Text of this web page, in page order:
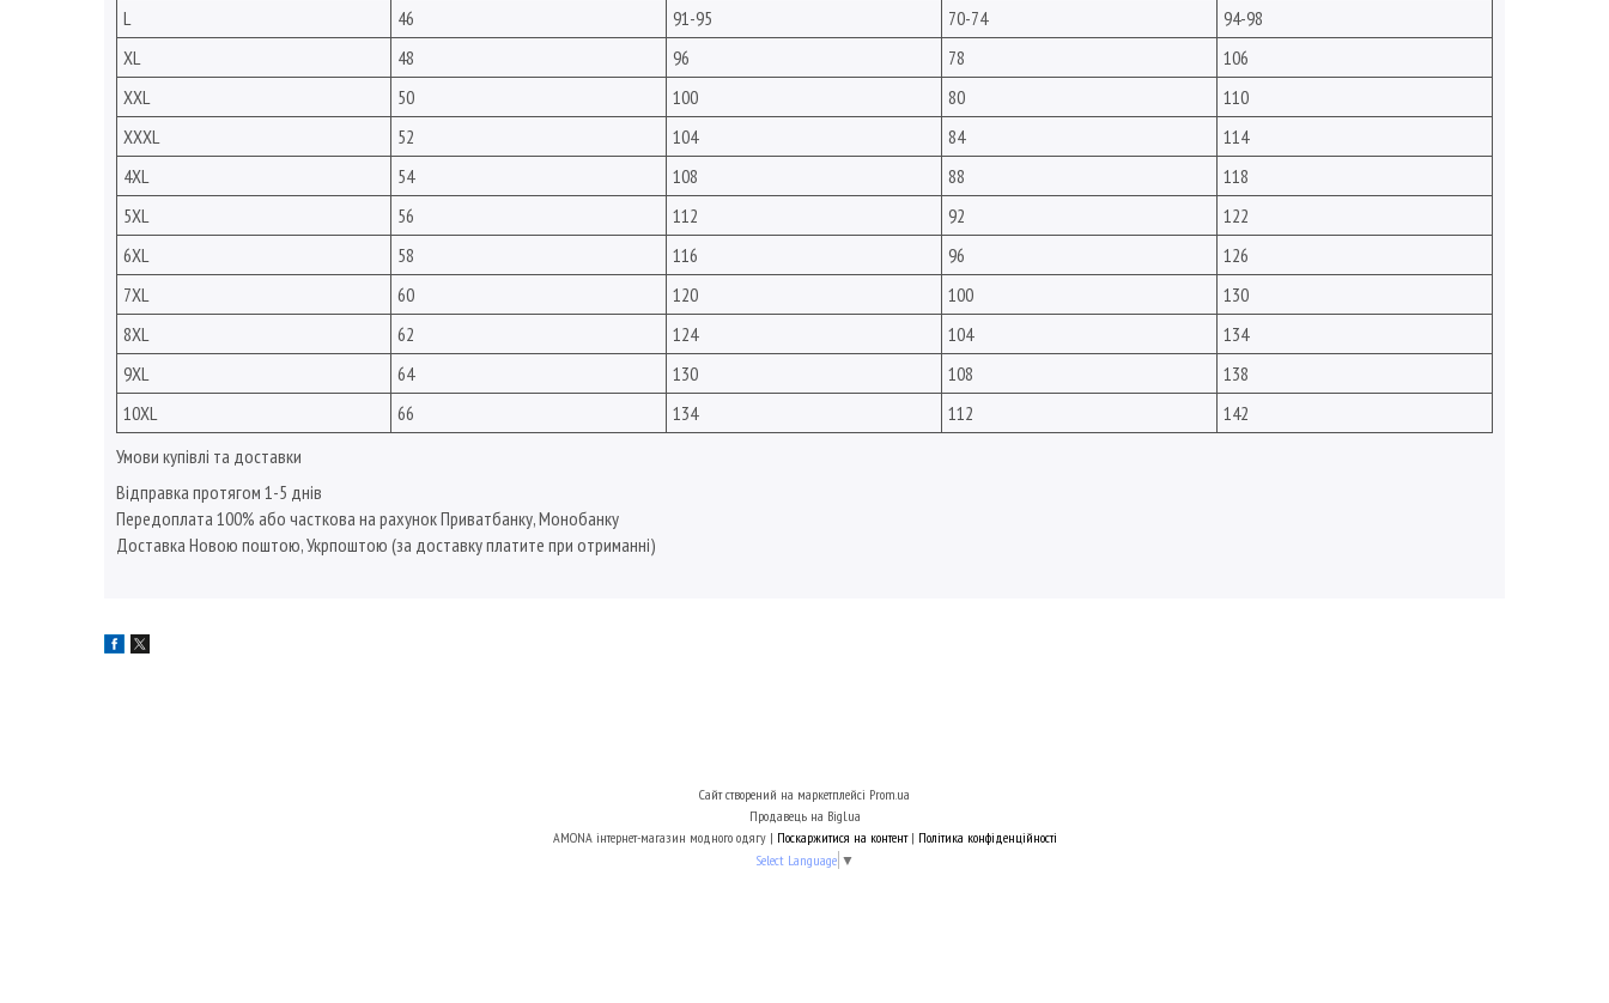
L
46 91-95 70-74
94-98
XL
48 96 78
106
XXL
50 100 80
110
XXXL
52 104 84
114
4XL
54 108 88
118
5XL
56 112 92
122
6XL
58 116 96
126
7XL
60 120 100
130
8XL
62 124 104
134
9XL
64 130 108
138
10XL
66 134 112
142
Умови купівлі та доставки
Відправка протягом 1-5 днів
Передоплата 100% або часткова на рахунок Приватбанку, Монобанку
Доставка Новою поштою, Укрпоштою (за доставку платите при отриманні)
Сайт створений на маркетплейсі Prom.ua
Продавець на Bigl.ua
AMONA інтернет-магазин модного одягу | Поскаржитися на контент | Політика конфіденційності
Select Language ▼